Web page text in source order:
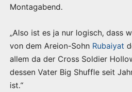
Montagabend.
„Also ist es ja nur logisch, dass
von dem Areion-Sohn Rubaiyat
allem da der Cross Soldier
dessen Vater Big Shuffle seit
ist.“